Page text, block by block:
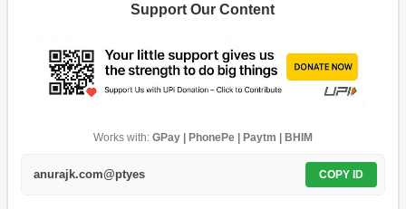
Support Our Content
Works with: GPay | PhonePe | Paytm | BHIM
anurajk.com@ptyes COPY ID